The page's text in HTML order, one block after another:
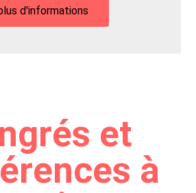
d'informations
et
à